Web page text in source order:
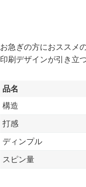
お急ぎの方におススメ
印刷デザインが引き立
品名
構造
打感
ディンプル
スピン量